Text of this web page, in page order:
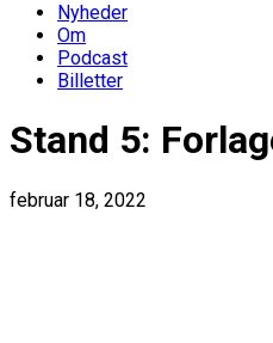
Nyheder
Om
Podcast
Billetter
Stand 5:
februar 18, 2022